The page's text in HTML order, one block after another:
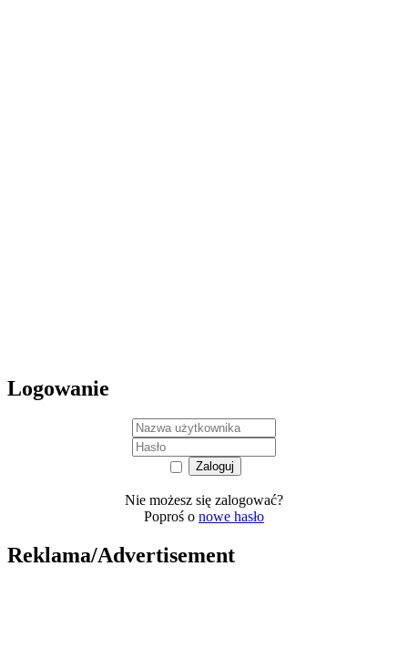
Logowanie
Nie możesz się zalogować?
Poproś o nowe hasło
Reklama/Advertisement